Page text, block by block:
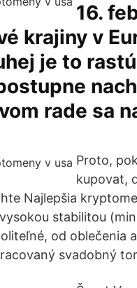
16.
krajiny v
je to
rade sa
Proto,
kupovat,
Najlepšia
stabilitou
od oblečenia
svadobný